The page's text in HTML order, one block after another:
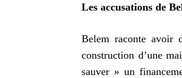
Les accusations de
Belem raconte avoir
construction d’une
sauver » un